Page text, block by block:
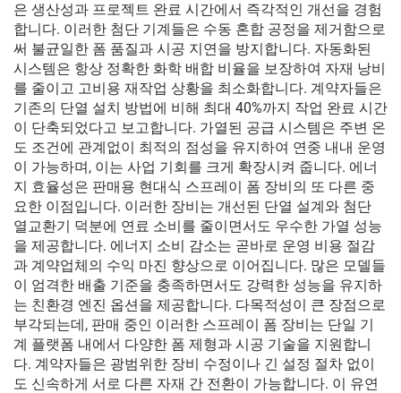
은 생산성과 프로젝트 완료 시간에서 즉각적인 개선을 경험
합니다. 이러한 첨단 기계들은 수동 혼합 공정을 제거함으로
써 불균일한 폼 품질과 시공 지연을 방지합니다. 자동화된
시스템은 항상 정확한 화학 배합 비율을 보장하여 자재 낭비
를 줄이고 고비용 재작업 상황을 최소화합니다. 계약자들은
기존의 단열 설치 방법에 비해 최대 40%까지 작업 완료 시간
이 단축되었다고 보고합니다. 가열된 공급 시스템은 주변 온
도 조건에 관계없이 최적의 점성을 유지하여 연중 내내 운영
이 가능하며, 이는 사업 기회를 크게 확장시켜 줍니다. 에너
지 효율성은 판매용 현대식 스프레이 폼 장비의 또 다른 중
요한 이점입니다. 이러한 장비는 개선된 단열 설계와 첨단
열교환기 덕분에 연료 소비를 줄이면서도 우수한 가열 성능
을 제공합니다. 에너지 소비 감소는 곧바로 운영 비용 절감
과 계약업체의 수익 마진 향상으로 이어집니다. 많은 모델들
이 엄격한 배출 기준을 충족하면서도 강력한 성능을 유지하
는 친환경 엔진 옵션을 제공합니다. 다목적성이 큰 장점으로
부각되는데, 판매 중인 이러한 스프레이 폼 장비는 단일 기
계 플랫폼 내에서 다양한 폼 제형과 시공 기술을 지원합니
다. 계약자들은 광범위한 장비 수정이나 긴 설정 절차 없이
도 신속하게 서로 다른 자재 간 전환이 가능합니다. 이 유연